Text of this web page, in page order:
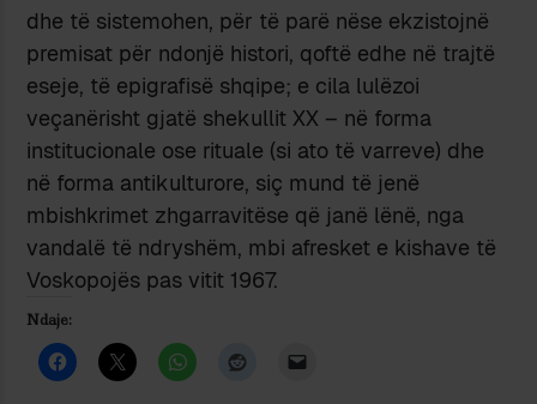
dhe të sistemohen, për të parë nëse ekzistojnë
premisat për ndonjë histori, qoftë edhe në trajtë
eseje, të epigrafisë shqipe; e cila lulëzoi
veçanërisht gjatë shekullit XX – në forma
institucionale ose rituale (si ato të varreve) dhe
në forma antikulturore, siç mund të jenë
mbishkrimet zhgarravitëse që janë lënë, nga
vandalë të ndryshëm, mbi afresket e kishave të
Voskopojës pas vitit 1967.
Ndaje: